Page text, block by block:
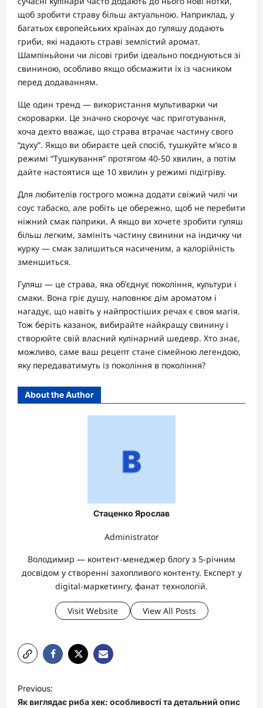
щоб зробити страву більш актуальною. Наприклад, у
багатьох європейських країнах до гуляшу додають
гриби, які надають страві землістий аромат.
Шампіньйони чи лісові гриби ідеально поєднуються зі
свининою, особливо якщо обсмажити їх із часником
перед додаванням.
Ще один тренд — використання мультиварки чи
скороварки. Це значно скорочує час приготування,
хоча дехто вважає, що страва втрачає частину свого
“духу”. Якщо ви обираєте цей спосіб, тушкуйте м’ясо в
режимі “Тушкування” протягом 40-50 хвилин, а потім
дайте настоятися ще 10 хвилин у режимі підігріву.
Для любителів гострого можна додати свіжий чилі чи
соус табаско, але робіть це обережно, щоб не перебити
ніжний смак паприки. А якщо ви хочете зробити гуляш
більш легким, замініть частину свинини на індичку чи
курку — смак залишиться насиченим, а калорійність
зменшиться.
Гуляш — це страва, яка об’єднує покоління, культури і
смаки. Вона гріє душу, наповнює дім ароматом і
нагадує, що навіть у найпростіших речах є своя магія.
Тож беріть казанок, вибирайте найкращу свинину і
створюйте свій власний кулінарний шедевр. Хто знає,
можливо, саме ваш рецепт стане сімейною легендою,
яку передаватимуть із покоління в покоління?
About the Author
Стаценко Ярослав
Administrator
Володимир — контент-менеджер блогу з 5-річним
досвідом у створенні захопливого контенту. Експерт у
digital-маркетингу, фанат технологій.
Visit Website View All Posts
P
o
Previous:
Як виглядає риба хек: особливості та детальний опис